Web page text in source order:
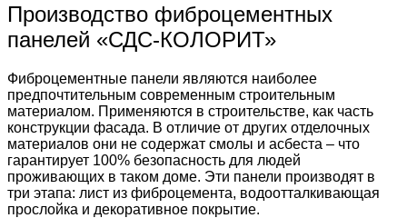
Производство фиброцементных
панелей «СДС-КОЛОРИТ»
Фиброцементные панели являются наиболее
предпочтительным современным строительным
материалом. Применяются в строительстве, как часть
конструкции фасада. В отличие от других отделочных
материалов они не содержат смолы и асбеста – что
гарантирует 100% безопасность для людей
проживающих в таком доме. Эти панели производят в
три этапа: лист из фиброцемента, водоотталкивающая
прослойка и декоративное покрытие.